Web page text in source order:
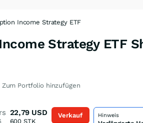
Income Strategy ETF
Strategy ETF
Zum Portfolio hinzufügen
22,79 USD
600 STK
Verkauf Hinweis